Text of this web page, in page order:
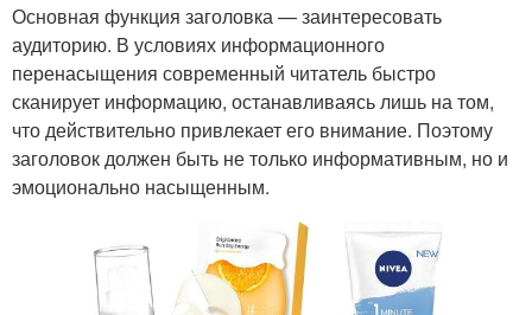
Основная функция заголовка — заинтересовать
аудиторию. В условиях информационного
перенасыщения современный читатель быстро
сканирует информацию, останавливаясь лишь на том,
что действительно привлекает его внимание. Поэтому
заголовок должен быть не только информативным, но и
эмоционально насыщенным.